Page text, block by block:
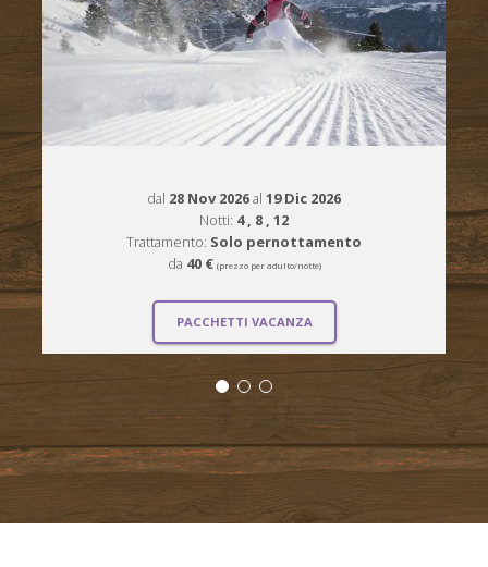
dal 28 Nov 2026al 19 Dic 2026
Notti: 4, 8 , 12
Trattamento: Solo pernottamento
da 40 € (prezzo per adulto/notte)
PACCHETTI VACANZA